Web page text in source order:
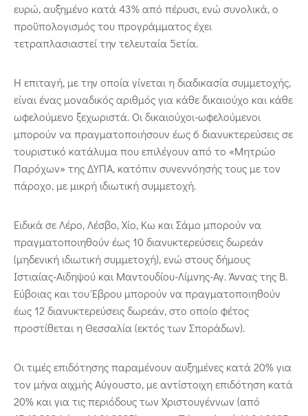
ευρώ, αυξημένο κατά 43% από πέρυσι, ενώ συνολικά, ο
προϋπολογισμός του προγράμματος έχει
τετραπλασιαστεί την τελευταία 5ετία.
Η επιταγή, με την οποία γίνεται η διαδικασία συμμετοχής,
είναι ένας μοναδικός αριθμός για κάθε δικαιούχο και κάθε
ωφελούμενο ξεχωριστά. Οι δικαιούχοι-ωφελούμενοι
μπορούν να πραγματοποιήσουν έως 6 διανυκτερεύσεις σε
τουριστικό κατάλυμα που επιλέγουν από το «Μητρώο
Παρόχων» της ΔΥΠΑ, κατόπιν συνεννόησής τους με τον
πάροχο, με μικρή ιδιωτική συμμετοχή.
Ειδικά σε Λέρο, Λέσβο, Χίο, Κω και Σάμο μπορούν να
πραγματοποιηθούν έως 10 διανυκτερεύσεις δωρεάν
(μηδενική ιδιωτική συμμετοχή), ενώ στους δήμους
Ιστιαίας-Αιδηψού και Μαντουδίου-Λίμνης-Αγ. Άννας της Β.
Εύβοιας και του Έβρου μπορούν να πραγματοποιηθούν
έως 12 διανυκτερεύσεις δωρεάν, στο οποίο φέτος
προστίθεται η Θεσσαλία (εκτός των Σποράδων).
Οι τιμές επιδότησης παραμένουν αυξημένες κατά 20% για
τον μήνα αιχμής Αύγουστο, με αντίστοιχη επιδότηση κατά
20% και για τις περιόδους των Χριστουγέννων (από